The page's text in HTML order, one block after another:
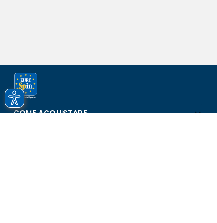
COME ACQUISTARE